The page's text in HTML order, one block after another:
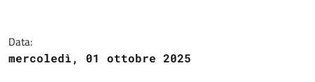
Data:
mercoledì, 01 ottobre 2025